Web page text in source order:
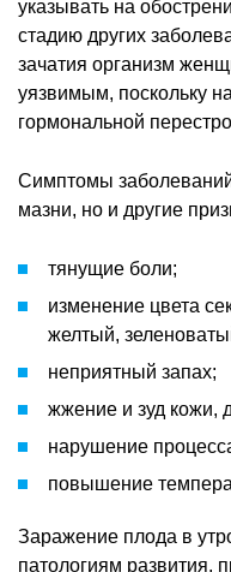
указывать на
стадию других
зачатия организм
уязвимым, поскольку
гормональной
Симптомы
мазни, но и другие
тянущие боли;
изменение цвета
желтый,
неприятный запах;
жжение и зуд кожи,
нарушение
повышение
Заражение плода в
патологиям